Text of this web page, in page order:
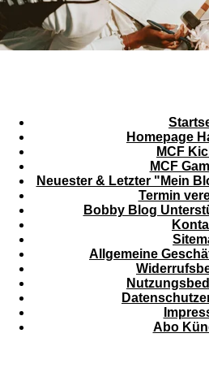
Homepage
MCF
MCF
Neuester & Letzter "Mein
Termin
Bobby Blog
Allgemeine
Abo